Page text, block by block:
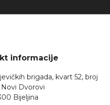
informacije
brigada, kvart 52, broj
Novi Dvorovi
Bijeljina